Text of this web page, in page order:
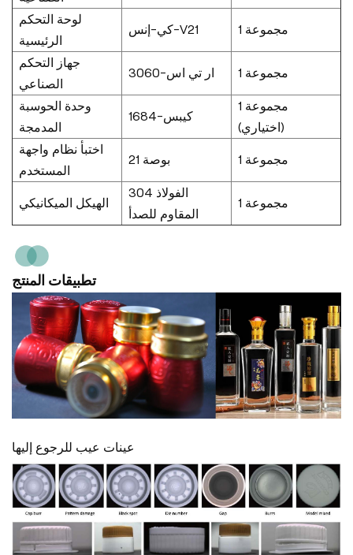
لوحة التحكم
الرئيسية
كي-إنس-V21 1 مجموعة
جهاز التحكم
الصناعي
ار تي اس-3060 1 مجموعة
وحدة الحوسبة
المدمجة
كيبس-1684
1 مجموعة
(اختياري)
اختبأ نظام واجهة
المستخدم
21 بوصة 1 مجموعة
الهيكل الميكانيكي
304 الفولاذ
المقاوم للصدأ
1 مجموعة
تطبيقات المنتج
عينات عيب للرجوع إليها